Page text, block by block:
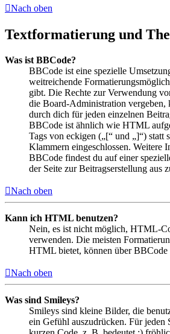
Nach oben
Textformatierung und
Was ist BBCode?
BBCode ist eine spezielle
weitreichende
gibt. Die Rechte zur Verwendung
die Board-Administration vergeben,
durch dich für jeden einzelnen
BBCode ist ähnlich wie HTML
Tags von eckigen („[“ und „]“) statt
Klammern eingeschlossen. Weitere
BBCode findest du auf einer
der Seite zur Beitragserstellung aus
Nach oben
Kann ich HTML benutzen?
Nein, es ist nicht möglich, HTML-
verwenden. Die meisten
HTML bietet, können über BBCode
Nach oben
Was sind Smileys?
Smileys sind kleine Bilder, die
ein Gefühl auszudrücken. Für jeden